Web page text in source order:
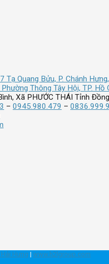
Tạ Quang Bửu, P. Chánh
Thông Tây Hội, TP. Hồ
Xã PHƯỚC THÁI Tỉnh
– 0945.980.479 –
Hưng | www.h2lgroup.com